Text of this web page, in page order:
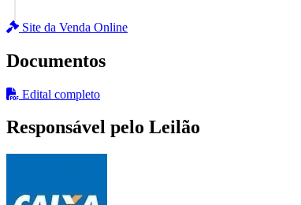
Site da Venda Online
Documentos
Edital completo
Responsável pelo Leilão